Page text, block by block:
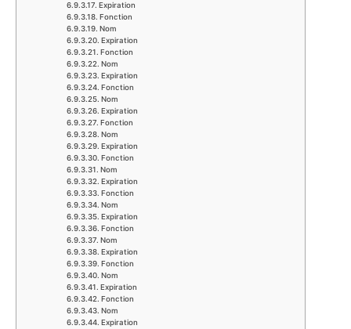
Expiration
Fonction
Nom
Expiration
Fonction
Nom
Expiration
Fonction
Nom
Expiration
Fonction
Nom
Expiration
Fonction
Nom
Expiration
Fonction
Nom
Expiration
Fonction
Nom
Expiration
Fonction
Nom
Expiration
Fonction
Nom
Expiration